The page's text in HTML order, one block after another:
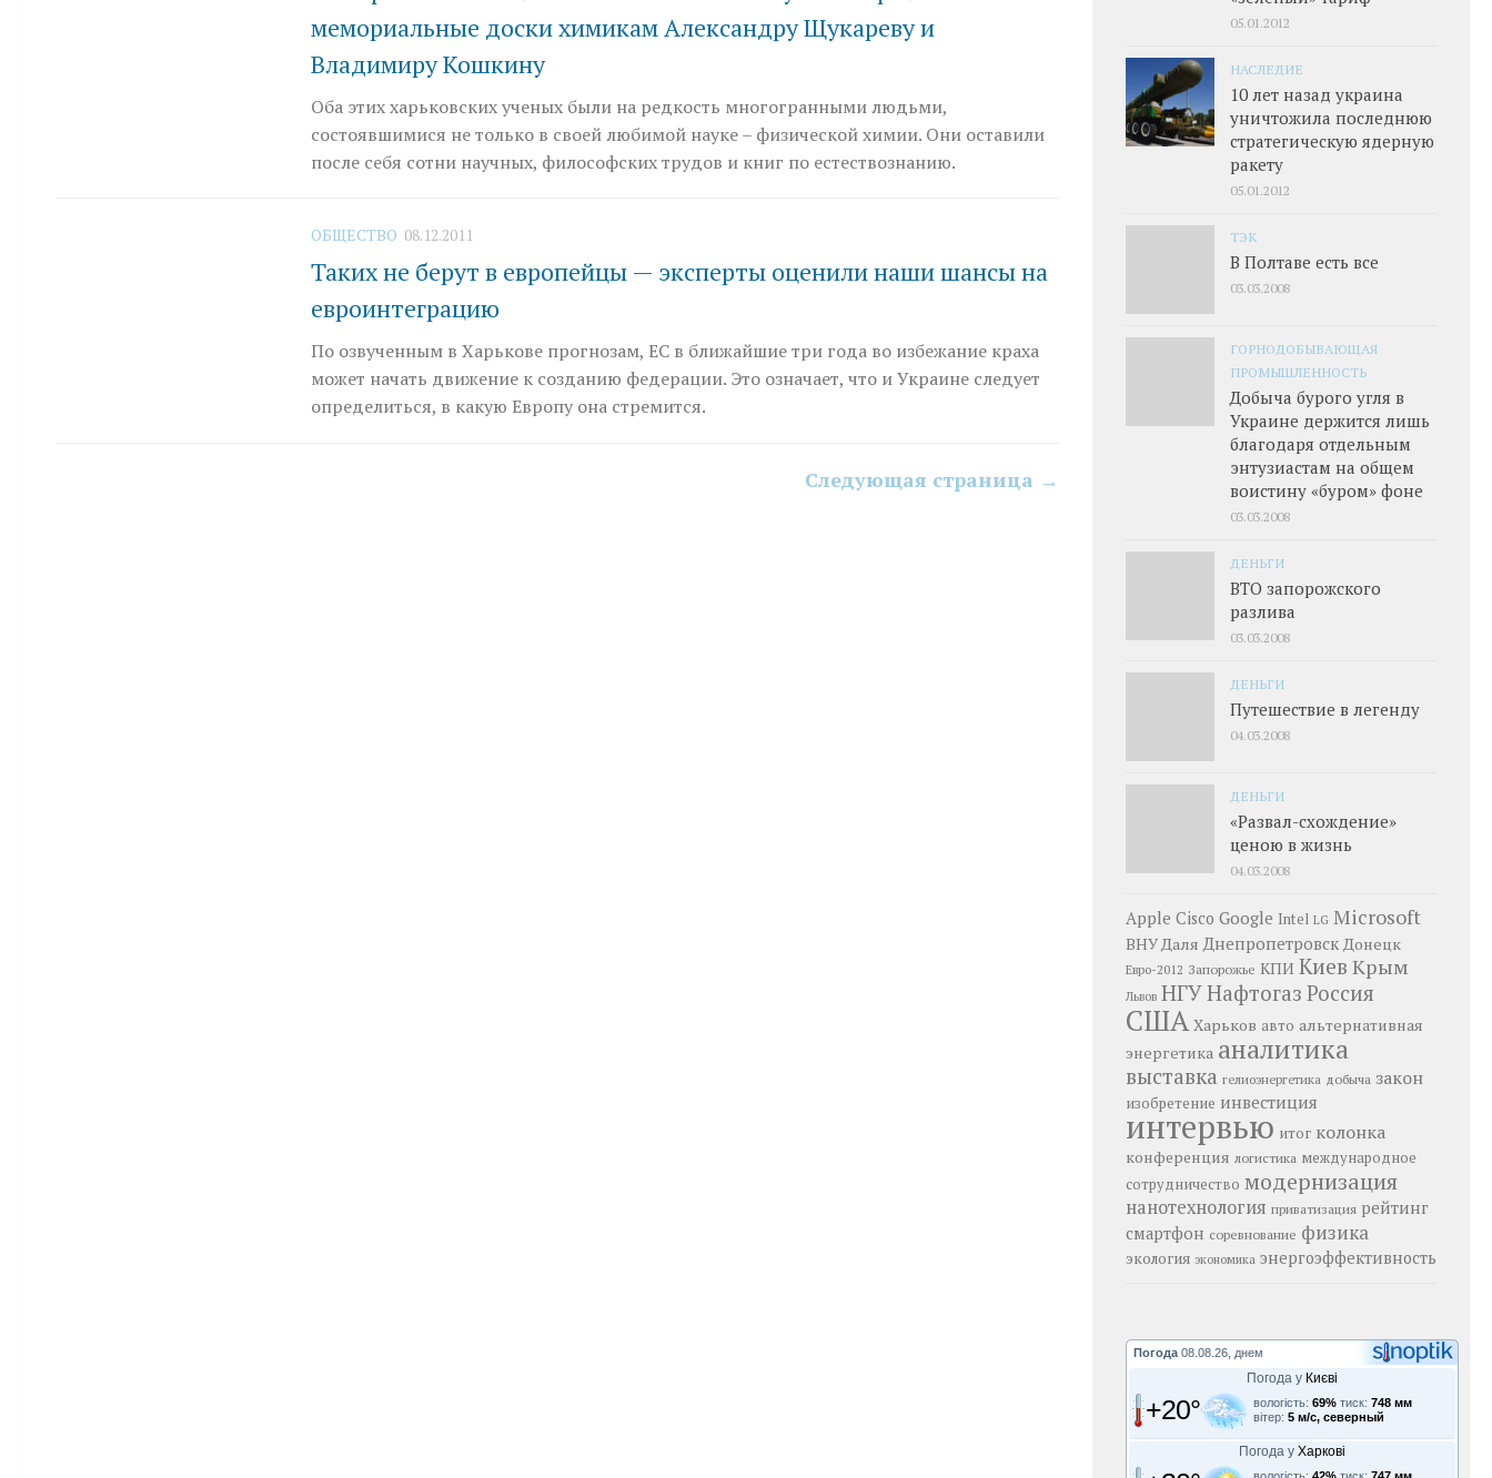
мемориальные доски химикам Александру Щукареву и
Владимиру Кошкину
Оба этих харьковских ученых были на редкость многогранными людьми,
состоявшимися не только в своей любимой науке – физической химии. Они оставили
после себя сотни научных, философских трудов и книг по естествознанию.
ОБЩЕСТВО 08.12.2011
Таких не берут в европейцы — эксперты оценили наши шансы на
евроинтеграцию
По озвученным в Харькове прогнозам, ЕС в ближайшие три года во избежание краха
может начать движение к созданию федерации. Это означает, что и Украине следует
определиться, в какую Европу она стремится.
Следующая страница →
05.01.2012
НАСЛЕДИЕ
10 лет назад украина
уничтожила последнюю
стратегическую ядерную
ракету
05.01.2012
ТЭК
В Полтаве есть все
03.03.2008
ГОРНОДОБЫВАЮЩАЯ
ПРОМЫШЛЕННОСТЬ
Добыча бурого угля в
Украине держится лишь
благодаря отдельным
энтузиастам на общем
воистину «буром» фоне
03.03.2008
ДЕНЬГИ
ВТО запорожского
разлива
03.03.2008
ДЕНЬГИ
Путешествие в легенду
04.03.2008
ДЕНЬГИ
«Развал-схождение»
ценою в жизнь
04.03.2008
Apple Cisco Google Intel LG Microsoft
ВНУ Даля Днепропетровск Донецк
Евро-2012 Запорожье КПИ Киев Крым
Львов НГУНафтогаз Россия
США Харьков авто альтернативная
энергетика аналитика
выставка гелиоэнергетика добыча закон
изобретение инвестиция
интервью итог колонка
конференция логистика международное
сотрудничество модернизация
нанотехнология приватизация рейтинг
смартфон соревнование физика
экология экономика энергоэффективность
Погода 08.08.26, днем
Погода у Києві
+20° вологість: 69% тиск: 748 мм
вітер: 5 м/с, северный
Погода у Харкові